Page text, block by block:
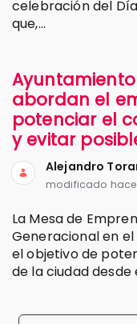
celebración del
que,...
abordan el
potenciar el
y evitar
Alejandro
modificado
La Mesa de
Generacional en
el objetivo de
de la ciudad desde